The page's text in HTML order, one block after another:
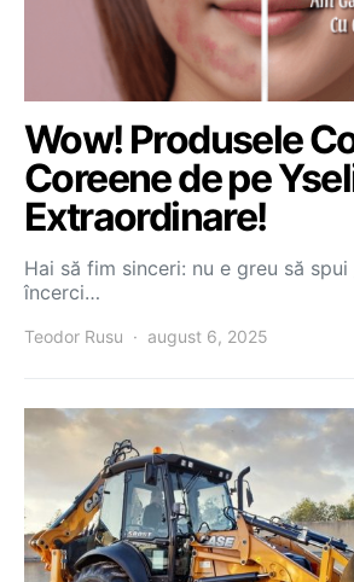
Wow! Produsele
Coreene de pe
Extraordinare!
Hai să fim sinceri: nu e greu să spui
încerci…
Teodor Rusu august 6, 2025